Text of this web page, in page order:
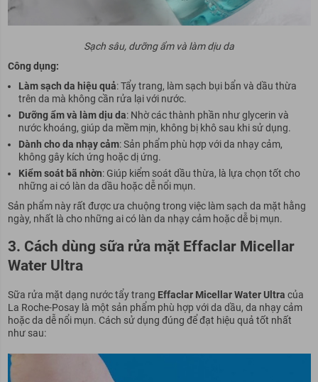
Sạch sâu, dưỡng ẩm và làm dịu da
Công dụng:
Làm sạch da hiệu quả: Tẩy trang, làm sạch bụi bẩn và dầu thừa
trên da mà không cần rửa lại với nước.
Dưỡng ẩm và làm dịu da: Nhờ các thành phần như glycerin và
nước khoáng, giúp da mềm mịn, không bị khô sau khi sử dụng.
Dành cho da nhạy cảm: Sản phẩm phù hợp với da nhạy cảm,
không gây kích ứng hoặc dị ứng.
Kiểm soát bã nhờn: Giúp kiểm soát dầu thừa, là lựa chọn tốt cho
những ai có làn da dầu hoặc dễ nổi mụn.
Sản phẩm này rất được ưa chuộng trong việc làm sạch da mặt hằng
ngày, nhất là cho những ai có làn da nhạy cảm hoặc dễ bị mụn.
3. Cách dùng sữa rửa mặt Effaclar Micellar
Water Ultra
Sữa rửa mặt dạng nước tẩy trang Effaclar Micellar Water Ultra của
La Roche-Posay là một sản phẩm phù hợp với da dầu, da nhạy cảm
hoặc da dễ nổi mụn. Cách sử dụng đúng để đạt hiệu quả tốt nhất
như sau: